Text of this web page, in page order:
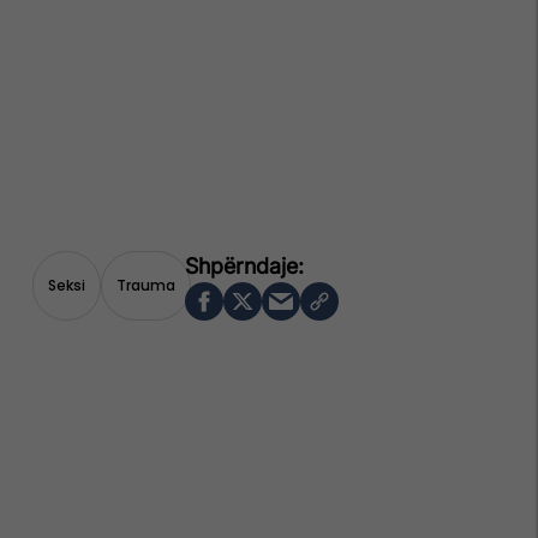
Seksi Trauma